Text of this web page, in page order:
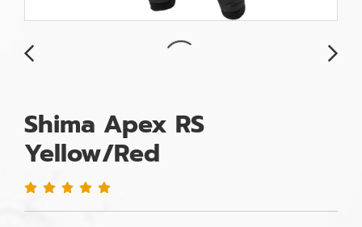
Shima Apex RS
Yellow/Red